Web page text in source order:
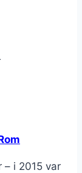
– i 2015 var